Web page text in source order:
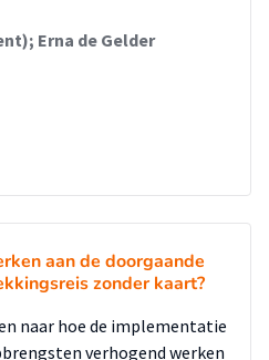
Erna de Gelder
aan de doorgaande
zonder kaart?
naar hoe de implementatie
verhogend werken